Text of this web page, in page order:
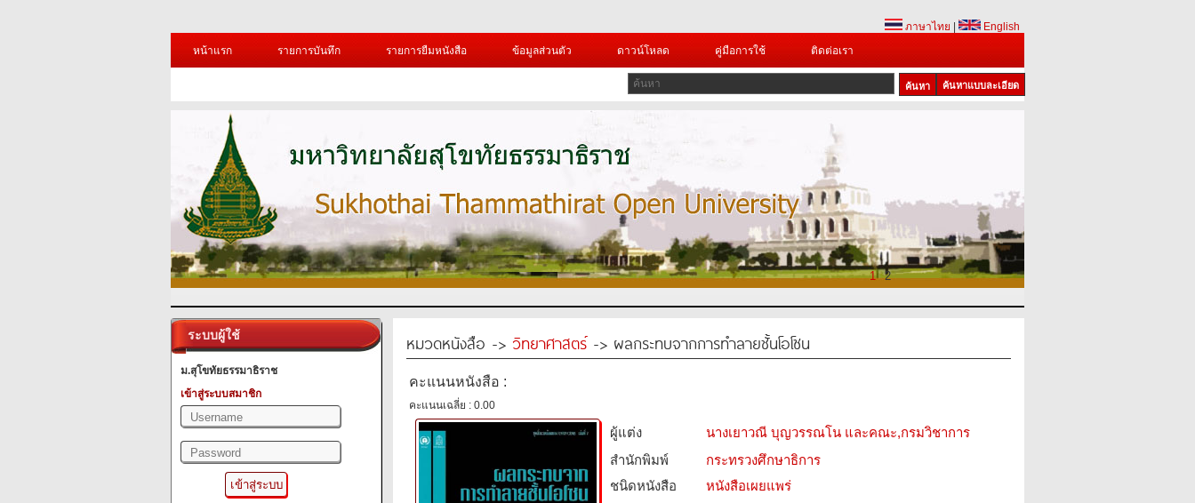
ภาษาไทย
English
หน้าแรก
รายการบันทึก รายการยืมหนังสือ ข้อมูลส่วนตัว ดาวน์โหลด คู่มือการใช้ ติดต่อเรา
ค้นหาแบบละเอียด
1 2
ระบบผู้ใช้
ม.สุโขทัยธรรมาธิราช
เข้าสู่ระบบสมาชิก
หมวดหนังสือ -> วิทยาศาสตร์-> ผลกระทบจากการทำลายชั้นโอโซน
คะแนนหนังสือ :
คะแนนเฉลี่ย : 0.00
ผู้แต่ง
นางเยาวณี บุญวรรณโน และคณะ,กรมวิชาการ
สำนักพิมพ์
กระทรวงศึกษาธิการ
ชนิดหนังสือ­
หนังสือเผยแพร่